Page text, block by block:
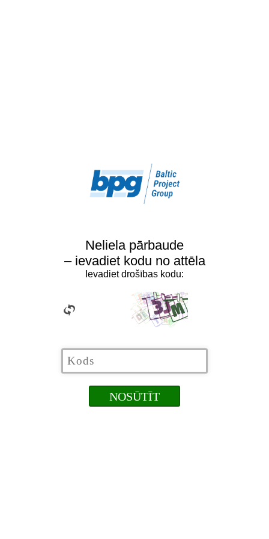
Neliela pārbaude
– ievadiet kodu no attēla
Ievadiet drošības kodu: